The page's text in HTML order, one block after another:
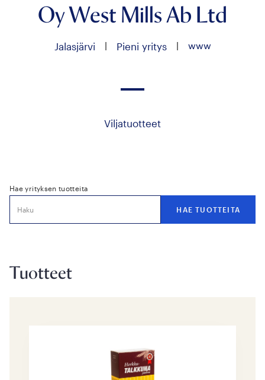
Oy West Mills Ab Ltd
Jalasjärvi | Pieni yritys | www
Viljatuotteet
Hae yrityksen tuotteita
Tuotteet